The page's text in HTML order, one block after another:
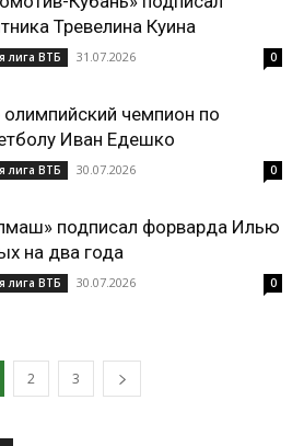
Тревелина Куина
лига ВТБ 31.07.2026 0
чемпион по
Иван Едешко
лига ВТБ 30.07.2026 0
подписал форварда Илью
на два года
лига ВТБ 30.07.2026 0
2 3